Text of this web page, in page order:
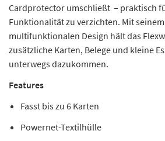
Cardprotector umschließt – praktisch
Funktionalität zu verzichten. Mit
multifunktionalen Design hält das
zusätzliche Karten, Belege und kleine
unterwegs dazukommen.
Features
Fasst bis zu 6 Karten
Powernet-Textilhülle